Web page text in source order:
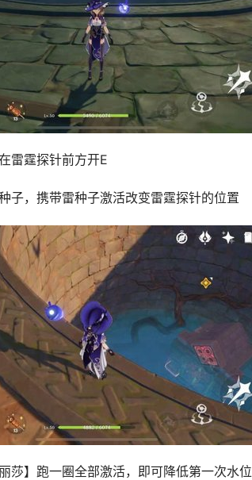
雷霆探针前方开E
子，携带雷种子激活改变雷霆探针的位置
莎】跑一圈全部激活，即可降低第一次水位